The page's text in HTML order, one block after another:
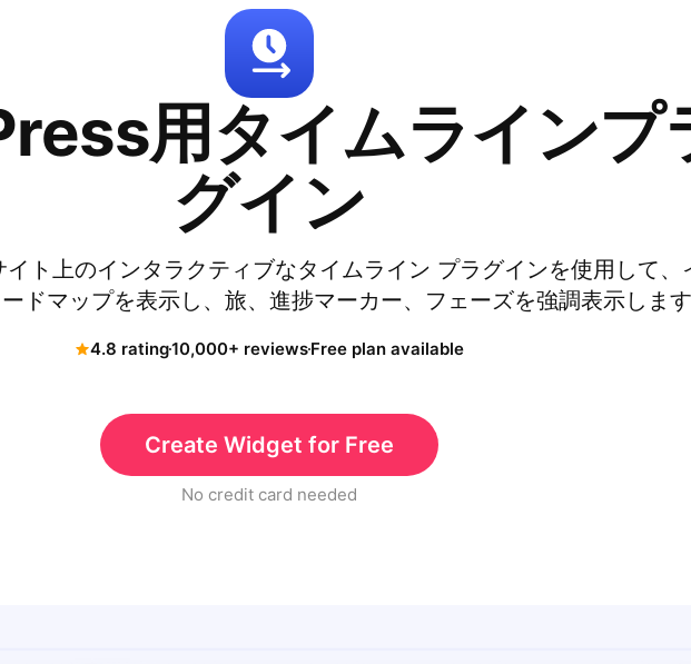
用タイムラインプ
グイン
ト上のインタラクティブなタイムライン プラグインを使用して、
ドマップを表示し、旅、進捗マーカー、フェーズを強調表示します
4.8 rating10,000+ reviewsFree plan available
Create Widget for Free
No credit card needed